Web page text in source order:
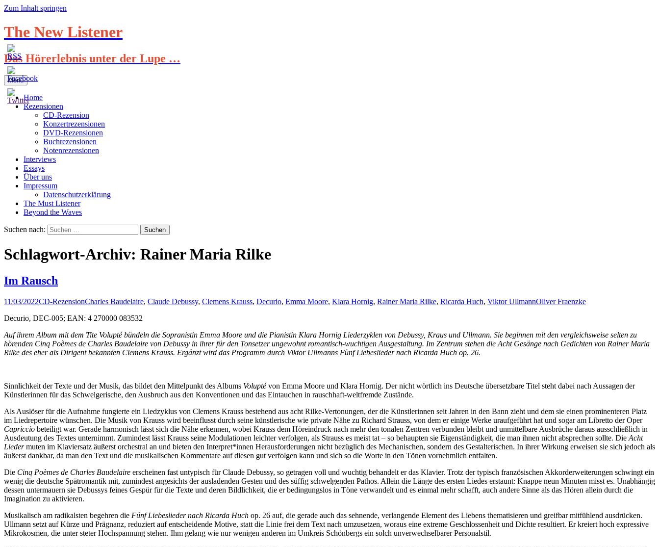
Zum Inhalt springen
The New Listener
Das Hörerlebnis unter der Lupe …
Menü
Home
Rezensionen
CD-Rezension
Konzertrezensionen
DVD-Rezensionen
Buchrezensionen
Notenrezensionen
Interviews
Essays
Über uns
Impressum
Datenschutzerklärung
The Must Listener
Beyond the Waves
Suchen nach:
Schlagwort-Archiv: Rainer Maria Rilke
Im Rausch
11/03/2022CD-RezensionCharles Baudelaire, Claude Debussy, Clemens Krauss, Decurio, Emma Moore, Klara Hornig, Rainer Maria Rilke, Ricarda Huch, Viktor UllmannOliver Fraenzke
Decurio, DEC-005; EAN: 4 270000 083532
Auf ihrem Album mit dem Tite Volupté bündeln die Sopranistin Emma Moore und die Pianistin Klara Hornig Liederzyklen von Debussy, Kraus und Ullmann. Sie beginnen mit den vergleichsweise selten zu
hörenden Cinq Poèmes de Charles Baudelaire von Debussy in ihrer für den Tonsetzer ungewohnt romantisch-wuchtigen Ausgestaltung. Im Zentrum stehen die Acht Gesänge nach Gedichten von Rainer Maria
Rilke des eher als Dirigent bekannten Clemens Krauss. Ergänzt wird das Programm durch Viktor Ullmanns Fünf Liebeslieder nach Ricarda Huch op. 26.
Sinnlichkeit der Texte und der Musik, das bildet den Mittelpunkt des Albums Voluptévon Emma Moore und Klara Hornig. Der nicht wörtlich ins Deutsche übersetzbare Titel steht dabei nach Aussagen der
Künstlerinnen für das Schwelgerische, den Ausbruch aus den Konventionen und das Eintauchen in rauschhaft-weltfremde Zustände.
Als Auslöser für die Aufnahme fungierte ein Liedzyklus von Clemens Krauss bestehend aus acht Rilke-Vertonungen, der die Künstlerinnen seit Jahren in den Bann zieht und dem sie einen prominenteren Platz
im Liedrepertoire wünschen. Die Musik von Krauss wird beeinflusst durch seine künstlerische wie private Nähe zu Richard Strauss, von dem er einige Werke uraufgeführt hat und sogar am Libretto der Oper
Capriccio beteiligt war. Gerade harmonisch lässt sich die Nähe erkennen, wobei Krauss dem Höreindruck nach mehr den tonalen Zentren verbunden bleibt und unmittelbare Ausbrüche daraus ausschließlich in
Ausdeutung des Textes unternimmt. Zumindest lässt Krauss seine Modulationen leichter verfolgen, als Strauss es meist tat – so behaupten sie Eigenständigkeit, die man ihnen nicht absprechen sollte. Die Acht
Liedermuten im Klaviersatz äußerst orchestral an und bieten den Interpret*innen Herausforderungen nicht bezüglich des Mechanischen, sondern des Gestalterischen. In ihrer Wirkung erweisen sie sich jedoch als
äußerst dankbar, da man den Text und die musikalischen Kommentare auf diesen gut verfolgen kann und sich so die Worte in den Tönen vornehmlich entfalten.
Die Cinq Poèmes de Charles Baudelaire erscheinen fast untypisch für Claude Debussy, so getragen voll und wuchtig behandelt er das Klavier. Trotz der typisch französischen Akkorderweiterungen schwingt ein
wenig die deutsche Spätromantik mit, zumindest angesichts der ausladenden Gesten und des süffig schwelgenden Pathos. Allein die Länge des ersten Liedes erstaunt: Knappe neun Minuten misst es. Unabhängig
dessen untermauern sie Debussys feines Gespür für die Texte und deren Bildlichkeit, die er bedingungslos in Töne verwandelt und es einmal mehr schafft, auch andere Sinne als das Hören allein durch die
Imagination zu aktivieren.
Musikalisch am radikalsten begehren die Fünf Liebeslieder nach Ricarda Huch op. 26 auf, die gerade auch das sehnende, verlangende Element des Liebens thematisieren und greifbar mitfühlend ausdrücken.
Ullmann setzt auf Kürze und Prägnanz, reduziert auf entscheidende Motive, statt die Linie frei dem Text nach umzusetzen, woraus eine extreme Geschlossenheit und Dichte resultiert. Er kreiert hoch expressive
Mikrokosmen, die unter steter Hochspannung stehen. Ihm gelang wie nur wenigen anderen im Umkreis Schönbergs ein solch unverwechselbarer Personalstil.